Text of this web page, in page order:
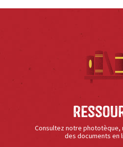
Consultez notre
des documents en